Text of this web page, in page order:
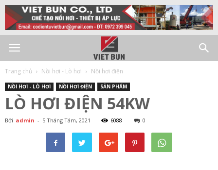
Trang chủ Nồi hơi - Lò hơi Nồi hơi điện
NỒI HƠI - LÒ HƠI NỒI HƠI ĐIỆN SẢN PHẨM
LÒ HƠI ĐIỆN 54KW
Bởi admin - 5 Tháng Tám, 2021 6088 0